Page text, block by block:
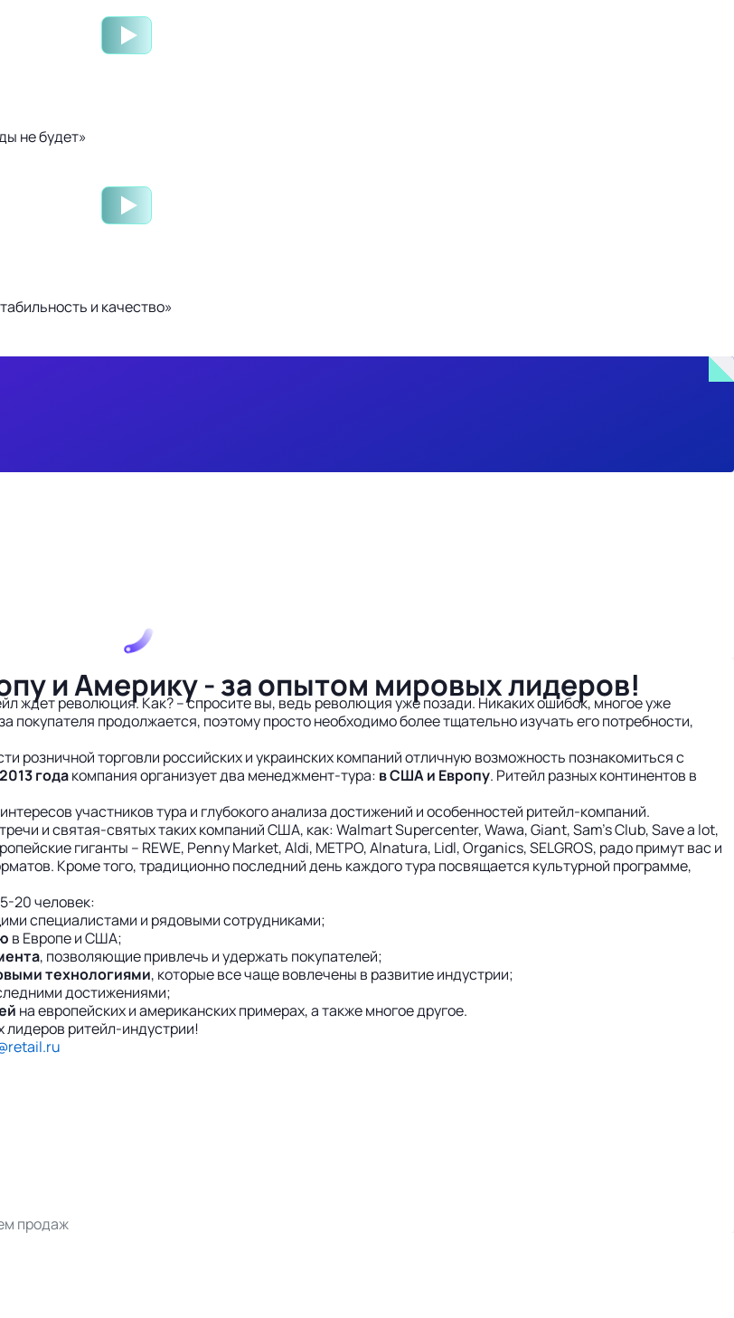
не будет»
и качество»
и Америку - за опытом мировых лидеров!
ждет революция. Как? – cпросите вы, ведь революция уже позади. Никаких ошибок, многое уже
продолжается, поэтому просто необходимо более тщательно изучать его потребности,
торговли российских и украинских компаний отличную возможность познакомиться с
годакомпания организует два менеджмент-тура: в США и Европу. Ритейл разных континентов в
участников тура и глубокого анализа достижений и особенностей ритейл-компаний.
и святая-святых таких компаний США, как: Walmart Supercenter, Wawa, Giant, Sam’s Club, Save a lot,
гиганты – REWE, Penny Market, Aldi, МЕТРО, Alnatura, Lidl, Organics, SELGROS, радо примут вас и
Кроме того, традиционно последний день каждого тура посвящается культурной программе,
20 человек:
специалистами и рядовыми сотрудниками;
в Европе и США;
, позволяющие привлечь и удержать покупателей;
технологиями, которые все чаще вовлечены в развитие индустрии;
достижениями;
на европейских и американских примерах, а также многое другое.
лидеров ритейл-индустрии!
продаж